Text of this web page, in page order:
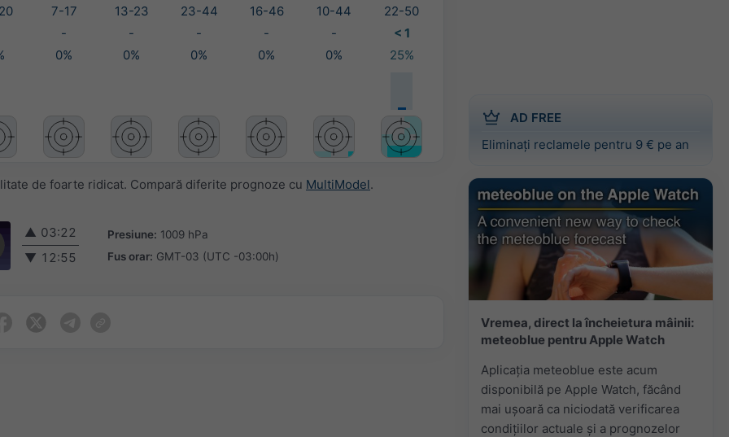
AD FREE
Eliminați reclamele pentru 9 € pe an
Vremea, direct la încheietura mâinii:
meteoblue pentru Apple Watch
Aplicația meteoblue este acum
disponibilă pe Apple Watch, făcând
mai ușoară ca niciodată verificarea
condițiilor actuale și a prognozelor
7-17 13-23 23-44 16-46 10-44
22-50
- - - - -
< 1
0% 0% 0% 0% 0% 25%
de foarte ridicat. Compară diferite prognoze cu MultiModel.
▲ 03:22
▼ 12:55
Presiune: 1009 hPa
Fus orar: GMT-03 (UTC -03:00h)